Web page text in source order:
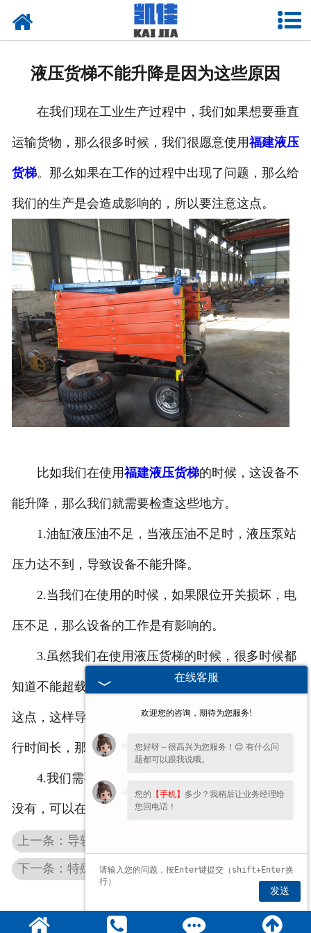
厂房设备
联系我们
液压货梯不能升降是因为这些原因
在我们现在工业生产过程中，我们如果想要垂直
运输货物，那么很多时候，我们很愿意使用福建液压
货梯。那么如果在工作的过程中出现了问题，那么给
我们的生产是会造成影响的，所以要注意这点。
比如我们在使用福建液压货梯的时候，这设备不
能升降，那么我们就需要检查这些地方。
1.油缸液压油不足，当液压油不足时，液压泵站
压力达不到，导致设备不能升降。
2.当我们在使用的时候，如果限位开关损坏，电
压不足，那么设备的工作是有影响的。
3.虽然我们在使用液压货梯的时候，很多时候都
知道不能超载，但是有的时候，装货的时候，会忘记
这点，这样导致设备不能正常使用，并且如果超载运
行时间长，那么也会减少液压货梯的使用时间。
4.我们需要检查电箱的延迟器是否已复位，如果
没有，可以在上升操作前直接按下停止键。
上一条：导轨液压升降货梯出现故障是很危险的
下一条：特殊的设计让剪叉式液压升降机放光彩
在线客服
欢迎您的咨询，期待为您服务!
您好呀～很高兴为您服务！😊 有什么问
题都可以跟我说哦。
您的 【手机】 多少？我稍后让业务经理给
您回电话！
发送